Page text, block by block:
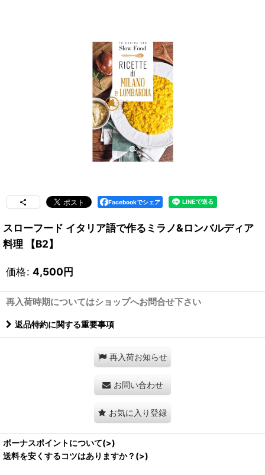
Facebookでシェア
スローフード イタリア語で作るミラノ&ロンバルディア
料理 【B2】
価格: 4,500円
再入荷時期についてはショップへお問合せ下さい
返品特約に関する重要事項
再入荷お知らせ
お問い合わせ
お気に入り登録
ボーナスポイントについて(>)
送料を安くするコツはありますか？(>)